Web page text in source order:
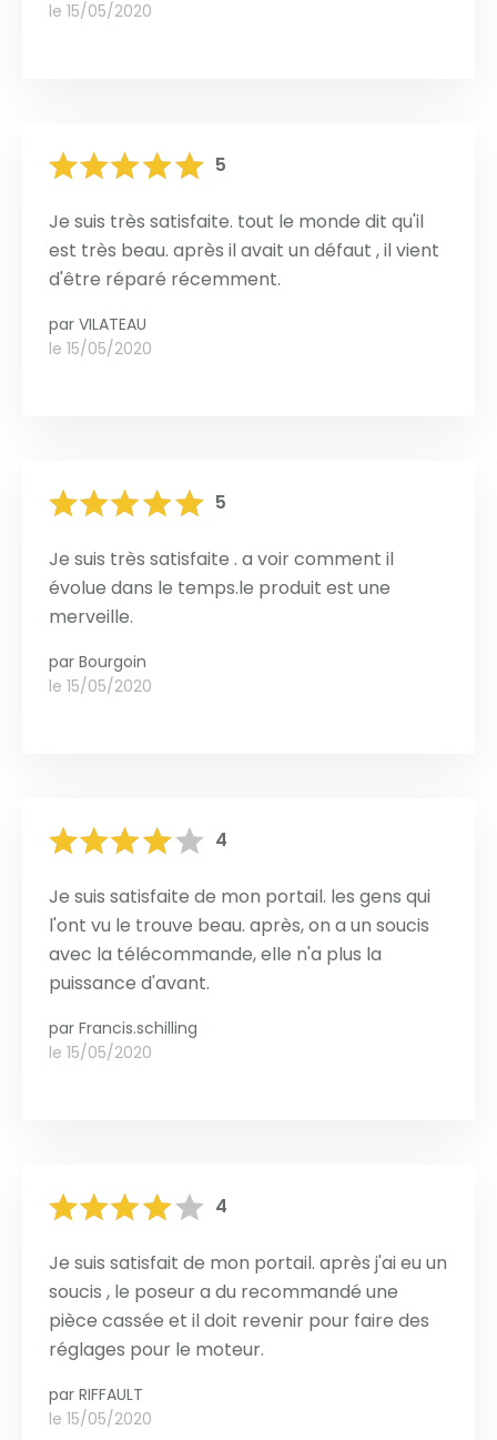
le 15/05/2020
5
Je suis très satisfaite. tout le monde dit qu'il
est très beau. après il avait un défaut , il vient
d'être réparé récemment.
par VILATEAU
le 15/05/2020
5
Je suis très satisfaite . a voir comment il
évolue dans le temps.le produit est une
merveille.
par Bourgoin
le 15/05/2020
4
Je suis satisfaite de mon portail. les gens qui
l'ont vu le trouve beau. après, on a un soucis
avec la télécommande, elle n'a plus la
puissance d'avant.
par Francis.schilling
le 15/05/2020
4
Je suis satisfait de mon portail. après j'ai eu un
soucis , le poseur a du recommandé une
pièce cassée et il doit revenir pour faire des
réglages pour le moteur.
par RIFFAULT
le 15/05/2020